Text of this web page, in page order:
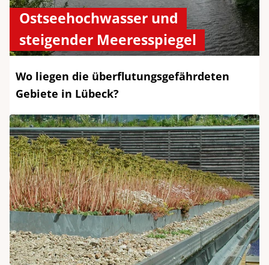
Ostseehochwasser und
steigender Meeresspiegel
Wo liegen die überflutungsgefährdeten
Gebiete in Lübeck?